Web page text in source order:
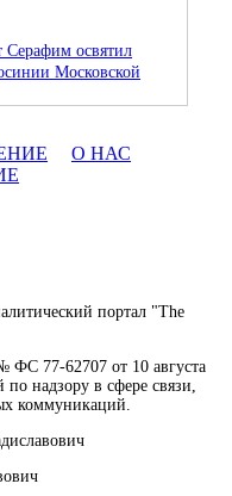
Серафим освятил
Московской
О НАС
портал "The
77-62707 от 10 августа
надзору в сфере связи,
коммуникаций.